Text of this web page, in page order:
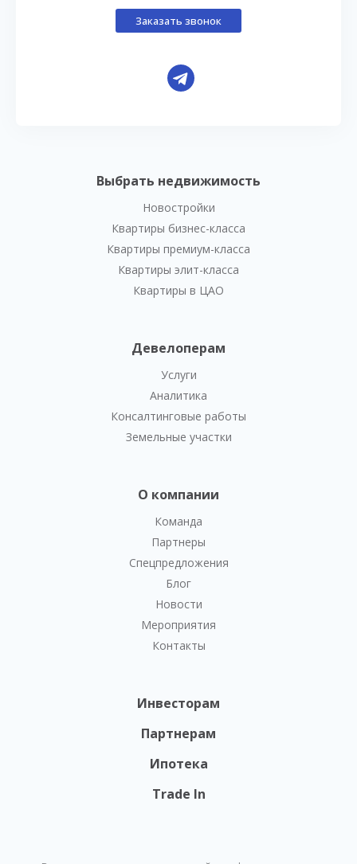
Выбрать недвижимость
Новостройки
Квартиры бизнес-класса
Квартиры премиум-класса
Квартиры элит-класса
Квартиры в ЦАО
Девелоперам
Услуги
Аналитика
Консалтинговые работы
Земельные участки
О компании
Команда
Партнеры
Спецпредложения
Блог
Новости
Мероприятия
Контакты
Инвесторам
Партнерам
Ипотека
Trade In
Заказать звонок